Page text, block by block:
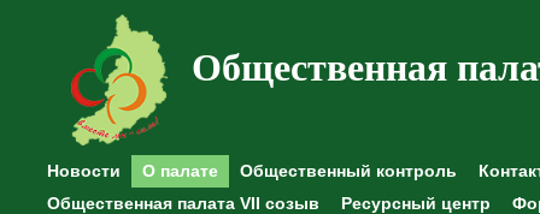
Общественная
Новости О палате Общественный контроль
Общественная палата VII созыв
Ресурсный центр